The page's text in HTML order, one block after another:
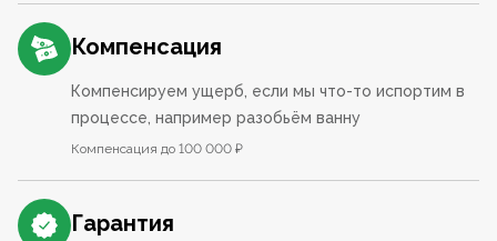
Компенсация
Компенсируем ущерб, если мы что-то испортим в
процессе, например разобьём ванну
Компенсация до 100 000 ₽
Гарантия